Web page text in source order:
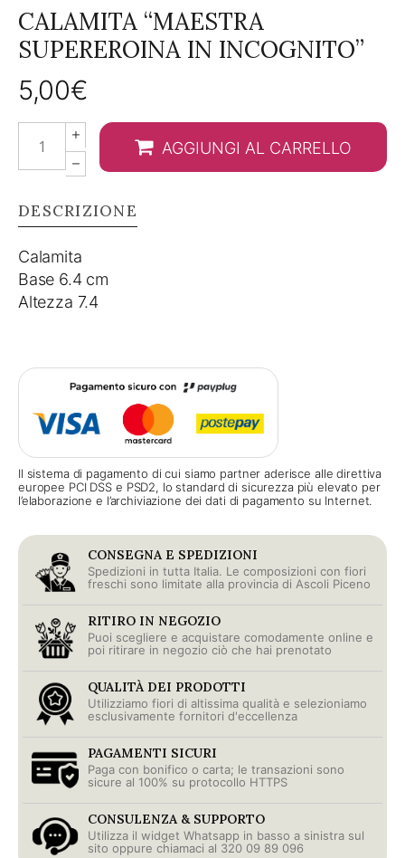
CALAMITA “MAESTRA
SUPEREROINA IN INCOGNITO”
5,00€
"Maestra
supereroina
in
incognito"
quantity
AGGIUNGI AL CARRELLO
DESCRIZIONE
Calamita
Base 6.4 cm
Altezza 7.4
Il sistema di pagamento di cui siamo partner aderisce alle direttiva
europee PCI DSS e PSD2, lo standard di sicurezza più elevato per
l’elaborazione e l’archiviazione dei dati di pagamento su Internet.
CONSEGNA E SPEDIZIONI
Spedizioni in tutta Italia. Le composizioni con fiori
freschi sono limitate alla provincia di Ascoli Piceno
RITIRO IN NEGOZIO
Puoi scegliere e acquistare comodamente online e
poi ritirare in negozio ciò che hai prenotato
QUALITÀ DEI PRODOTTI
Utilizziamo fiori di altissima qualità e selezioniamo
esclusivamente fornitori d'eccellenza
PAGAMENTI SICURI
Paga con bonifico o carta; le transazioni sono
sicure al 100% su protocollo HTTPS
CONSULENZA & SUPPORTO
Utilizza il widget Whatsapp in basso a sinistra sul
sito oppure chiamaci al 320 09 89 096